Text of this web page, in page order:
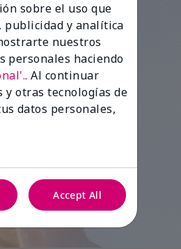
sobre el uso que
publicidad y analítica
nuestros
personales haciendo
. Al continuar
y otras tecnologías de
datos personales,
Accept All